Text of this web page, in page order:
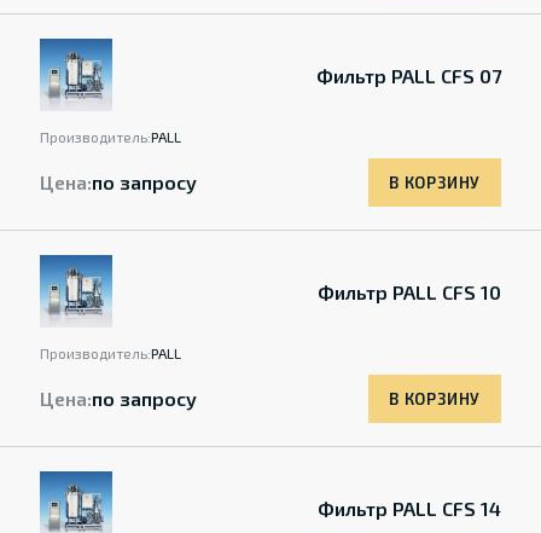
Фильтр PALL CFS 07
Производитель:PALL
Цена:по запросу В КОРЗИНУ
Фильтр PALL CFS 10
Производитель:PALL
Цена:по запросу В КОРЗИНУ
Фильтр PALL CFS 14